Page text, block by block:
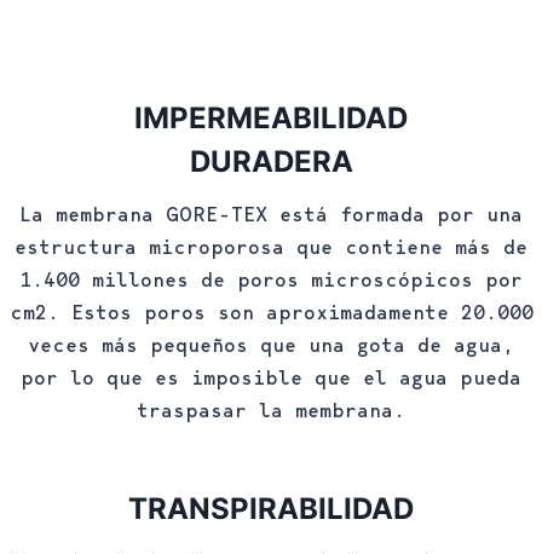
IMPERMEABILIDAD
DURADERA
La membrana GORE-TEX está formada por una
estructura microporosa que contiene más de
1.400 millones de poros microscópicos por
cm2. Estos poros son aproximadamente 20.000
veces más pequeños que una gota de agua,
por lo que es imposible que el agua pueda
traspasar la membrana.
TRANSPIRABILIDAD